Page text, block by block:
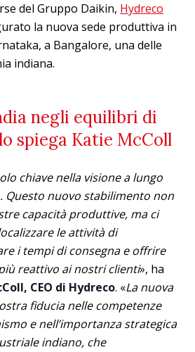
del Gruppo Daikin, Hydreco
la nuova sede produttiva in
a Bangalore, una delle
indiana.
negli equilibri di
spiega Katie McColl
chiave nella visione a lungo
Questo nuovo stabilimento non
capacità produttive, ma ci
le attività di
i tempi di consegna e offrire
reattivo ai nostri clienti», ha
CEO di Hydreco. «La nuova
fiducia nelle competenze
e nell’importanza strategica
indiano, che